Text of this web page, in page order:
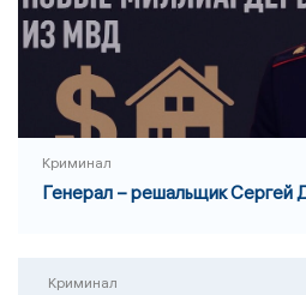
Криминал
Генерал – решальщик Сергей
Криминал